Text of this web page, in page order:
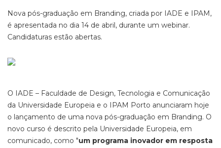
Nova pós-graduação em Branding, criada por IADE e IPAM,
é apresentada no dia 14 de abril, durante um webinar.
Candidaturas estão abertas.
O IADE – Faculdade de Design, Tecnologia e Comunicação
da Universidade Europeia e o IPAM Porto anunciaram hoje
o lançamento de uma nova pós-graduação em Branding. O
novo curso é descrito pela Universidade Europeia, em
comunicado, como "um programa inovador em resposta